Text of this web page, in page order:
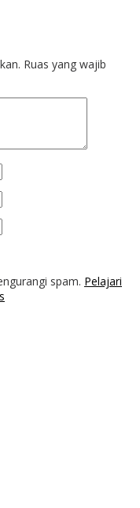
Ruas yang wajib
spam. Pelajari